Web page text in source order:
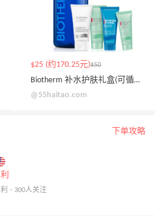
$25 (约170.25元)$50
Biotherm 补水护肤礼盒(可循环水瓶限定版)
@55haitao.com
下单攻略
· 300人关注